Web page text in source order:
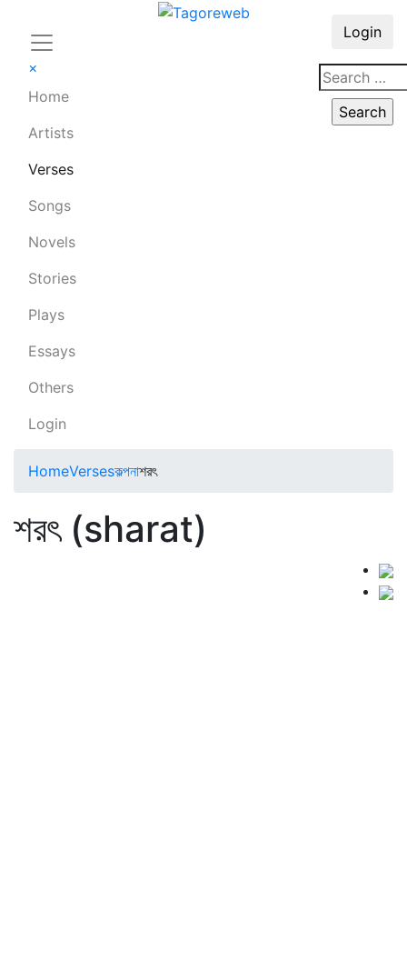
×
Home
Artists
Verses
Songs
Novels
Stories
Plays
Essays
Others
Login
Login
HomeVersesকল্পনাশরৎ
শরৎ (sharat)